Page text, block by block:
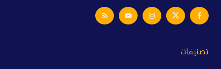
تصنيفات